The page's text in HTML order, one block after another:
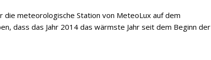
meteorologische Station von MeteoLux auf dem
dass das Jahr 2014 das wärmste Jahr seit dem Beginn der